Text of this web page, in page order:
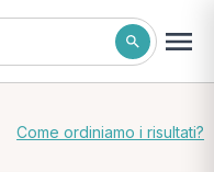
Come ordiniamo i risultati?